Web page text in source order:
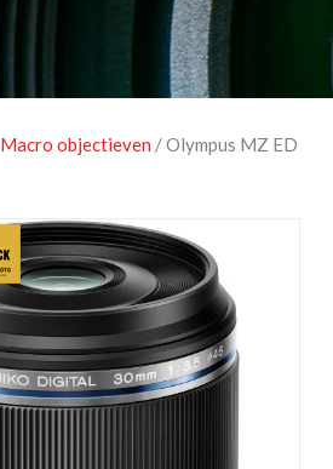
Macro objectieven / Olympus MZ ED